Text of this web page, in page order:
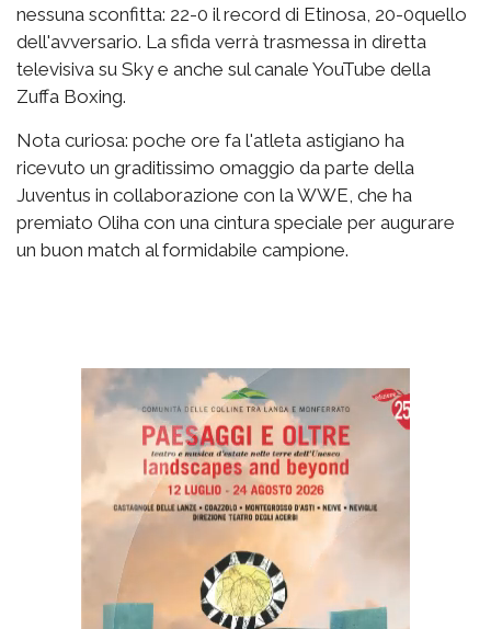
nessuna sconfitta: 22-0 il record di Etinosa, 20-0quello
dell'avversario. La sfida verrà trasmessa in diretta
televisiva su Sky e anche sul canale YouTube della
Zuffa Boxing.
Nota curiosa: poche ore fa l'atleta astigiano ha
ricevuto un graditissimo omaggio da parte della
Juventus in collaborazione con la WWE, che ha
premiato Oliha con una cintura speciale per augurare
un buon match al formidabile campione.